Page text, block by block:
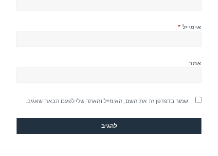
אימייל *
אתר
שמור בדפדפן זה את השם, האימייל והאתר שלי לפעם הבאה שאגיב.